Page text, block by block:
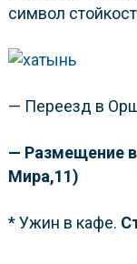
символ
— Переезд в
— Размещение
Мира,11)
* Ужин в кафе.